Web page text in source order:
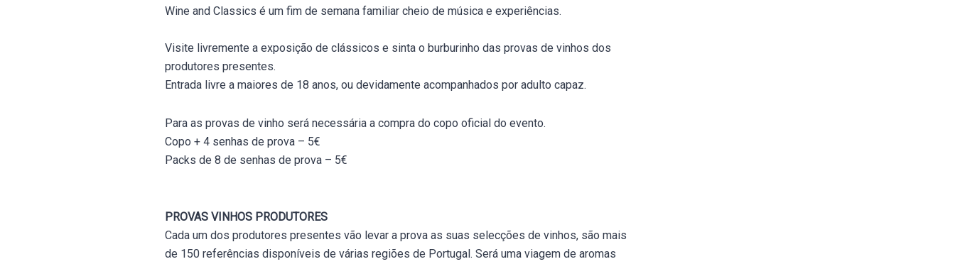
Wine and Classics é um fim de semana familiar cheio de música e experiências.
Visite livremente a exposição de clássicos e sinta o burburinho das provas de vinhos dos
produtores presentes.
Entrada livre a maiores de 18 anos, ou devidamente acompanhados por adulto capaz.
Para as provas de vinho será necessária a compra do copo oficial do evento.
Copo + 4 senhas de prova – 5€
Packs de 8 de senhas de prova – 5€
PROVAS VINHOS PRODUTORES
Cada um dos produtores presentes vão levar a prova as suas selecções de vinhos, são mais
de 150 referências disponíveis de várias regiões de Portugal. Será uma viagem de aromas